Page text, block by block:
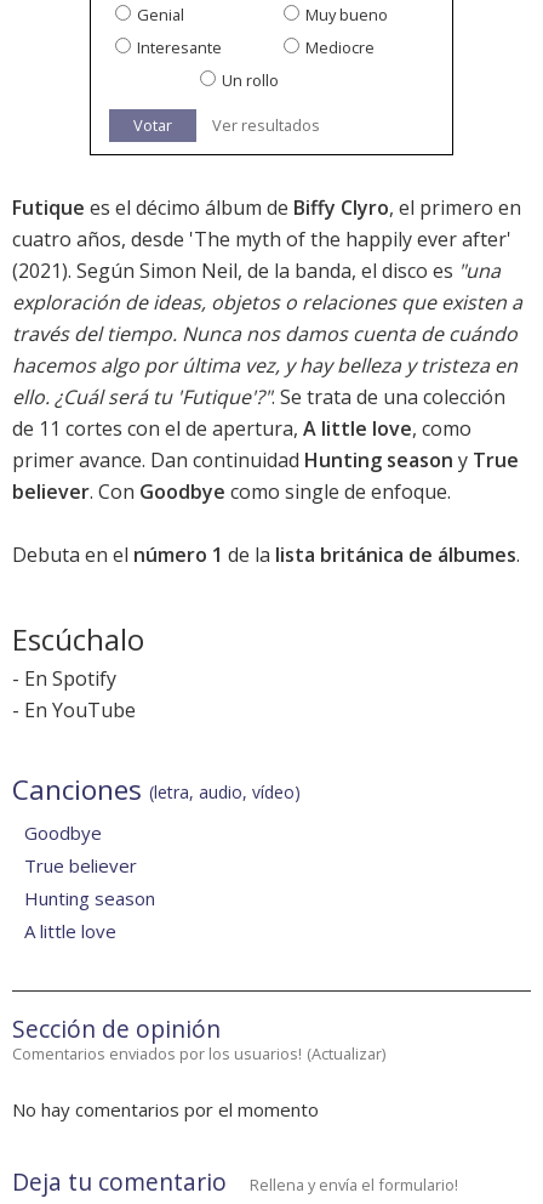
Genial
Muy bueno
Interesante
Mediocre
Un rollo
Votar Ver resultados
Futique es el décimo álbum de Biffy Clyro, el primero en
cuatro años, desde 'The myth of the happily ever after'
(2021). Según Simon Neil, de la banda, el disco es "una
exploración de ideas, objetos o relaciones que existen a
través del tiempo. Nunca nos damos cuenta de cuándo
hacemos algo por última vez, y hay belleza y tristeza en
ello. ¿Cuál será tu 'Futique'?". Se trata de una colección
de 11 cortes con el de apertura, A little love, como
primer avance. Dan continuidad Hunting season y True
believer. Con Goodbye como single de enfoque.
Debuta en el número 1 de la lista británica de álbumes.
Escúchalo
- En Spotify
- En YouTube
Canciones (letra, audio, vídeo)
Goodbye
True believer
Hunting season
A little love
Sección de opinión
Comentarios enviados por los usuarios! (Actualizar)
No hay comentarios por el momento
Deja tu comentario Rellena y envía el formulario!